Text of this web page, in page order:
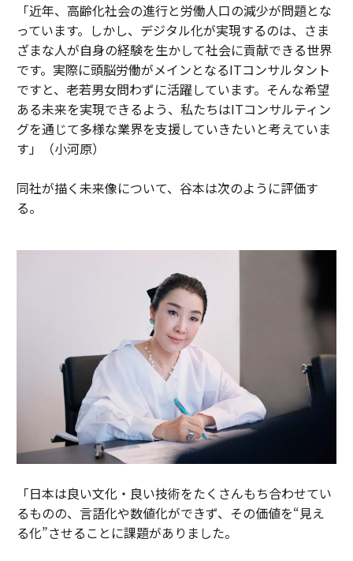
「近年、高齢化社会の進行と労働人口の減少が問題とな
っています。しかし、デジタル化が実現するのは、さま
ざまな人が自身の経験を生かして社会に貢献できる世界
です。実際に頭脳労働がメインとなるITコンサルタント
ですと、老若男女問わずに活躍しています。そんな希望
ある未来を実現できるよう、私たちはITコンサルティン
グを通じて多様な業界を支援していきたいと考えていま
す」（小河原）
同社が描く未来像について、谷本は次のように評価す
る。
「日本は良い文化・良い技術をたくさんもち合わせてい
るものの、言語化や数値化ができず、その価値を“見え
る化”させることに課題がありました。